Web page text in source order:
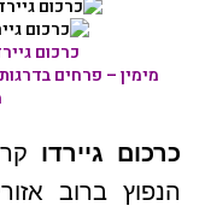
כרכום
מימין – פרחים
כרכום גיירדו
הנפוץ ברוב